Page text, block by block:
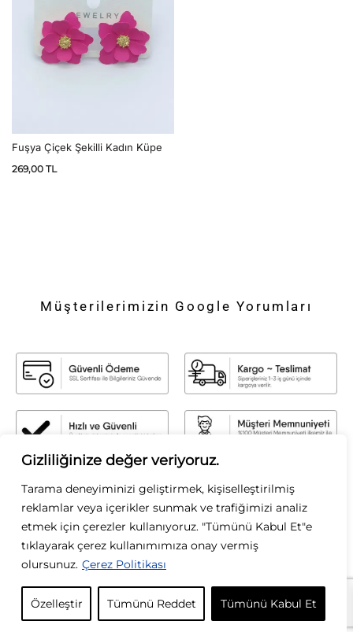
Gizliliğinize değer veriyoruz.
Tarama deneyiminizi geliştirmek, kişiselleştirilmiş
reklamlar veya içerikler sunmak ve trafiğimizi analiz
etmek için çerezler kullanıyoruz. "Tümünü Kabul Et"e
tıklayarak çerez kullanımımıza onay vermiş
olursunuz. Çerez Politikası
Özelleştir Tümünü Reddet Tümünü Kabul Et
Fuşya Çiçek Şekilli Kadın Küpe
269,00 TL
Müşterilerimizin Google Yorumları
Sirius Moda
Sirius Moda olarak, stilin gücüne inanıyoruz. Zamansız şıklığı modern
dokunuşlarla buluşturarak, her kadının kendi tarzını özgürce yansıtmasını
sağlıyoruz. Kaliteyi, zarafeti ve özgün tasarımları ön planda tutarak; her
koleksiyonumuzda ilham verici parçalar sunuyoruz. Moda bizim tutkumuz, siz
ise ilham kaynağımızsınız.
KURUMSAL